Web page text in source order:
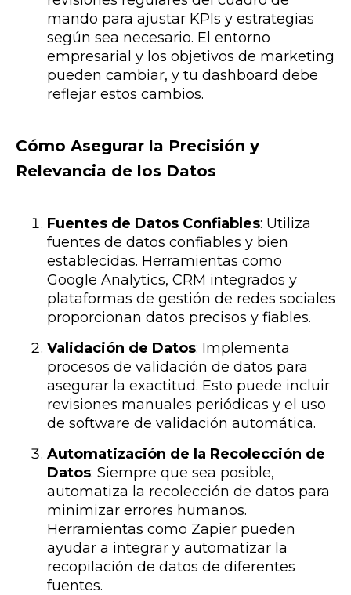
mando para ajustar KPIs y estrategias
según sea necesario. El entorno
empresarial y los objetivos de marketing
pueden cambiar, y tu dashboard debe
reflejar estos cambios.
Cómo Asegurar la Precisión y
Relevancia de los Datos
Fuentes de Datos Confiables: Utiliza
fuentes de datos confiables y bien
establecidas. Herramientas como
Google Analytics, CRM integrados y
plataformas de gestión de redes sociales
proporcionan datos precisos y fiables.
Validación de Datos: Implementa
procesos de validación de datos para
asegurar la exactitud. Esto puede incluir
revisiones manuales periódicas y el uso
de software de validación automática.
Automatización de la Recolección de
Datos: Siempre que sea posible,
automatiza la recolección de datos para
minimizar errores humanos.
Herramientas como Zapier pueden
ayudar a integrar y automatizar la
recopilación de datos de diferentes
fuentes.